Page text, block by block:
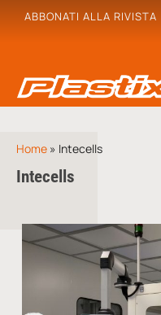
ABBONATI ALLA RIVISTA
Home » Intecells
Intecells